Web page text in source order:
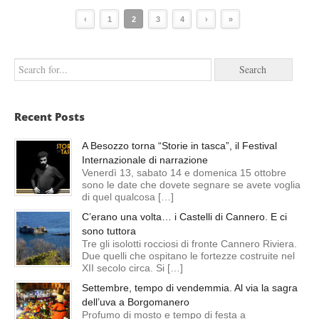
‹ 1 2 3 4 › »
Recent Posts
A Besozzo torna “Storie in tasca”, il Festival
Internazionale di narrazione
Venerdì 13, sabato 14 e domenica 15 ottobre
sono le date che dovete segnare se avete voglia
di quel qualcosa […]
C’erano una volta… i Castelli di Cannero. E ci
sono tuttora
Tre gli isolotti rocciosi di fronte Cannero Riviera.
Due quelli che ospitano le fortezze costruite nel
XII secolo circa. Si […]
Settembre, tempo di vendemmia. Al via la sagra
dell’uva a Borgomanero
Profumo di mosto e tempo di festa a